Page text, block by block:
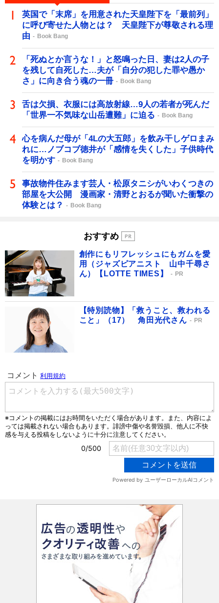
英国で「末席」を用意された天皇陛下を「最前列」
に呼び寄せた人物とは？ 天皇陛下が尊敬される理
由
Book Bang
「死ぬとか言うな！」と怒鳴った日、妻は2人の子
を残して自死した…夫が「自分の犯した罪や愚か
さ」に向き合う魂の一冊
Book Bang
舌は欠損、衣服には高放射線…9人の若者が死んだ
「世界一不気味な山岳遭難」に迫る
Book Bang
心を病んだ母が「4Lの大五郎」を飲み干しゲロまみ
れに…ノブコブ徳井が「感情を失くした」子供時代
を明かす
Book Bang
事故物件住みます芸人・松原タニシがいわくつきの
部屋を大公開 漫画家・清野とおるが聞いた衝撃の
体験とは？
Book Bang
おすすめ
創作にもリフレッシュにもガムを愛
用（ジャズピアニスト 山中千尋さ
ん）【LOTTE TIMES】
PR
【特別読物】「救うこと、救われる
こと」（17） 角田光代さん
PR